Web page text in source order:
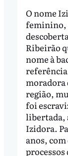
O nome
feminino,
Ribeirão
nome à
moradora
região,
foi
libertada,
Izidora.
anos, com
processos